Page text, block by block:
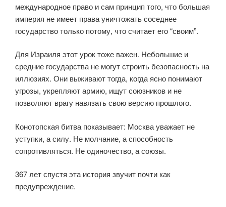
международное право и сам принцип того, что большая
империя не имеет права уничтожать соседнее
государство только потому, что считает его “своим”.
Для Израиля этот урок тоже важен. Небольшие и
средние государства не могут строить безопасность на
иллюзиях. Они выживают тогда, когда ясно понимают
угрозы, укрепляют армию, ищут союзников и не
позволяют врагу навязать свою версию прошлого.
Конотопская битва показывает: Москва уважает не
уступки, а силу. Не молчание, а способность
сопротивляться. Не одиночество, а союзы.
367 лет спустя эта история звучит почти как
предупреждение.